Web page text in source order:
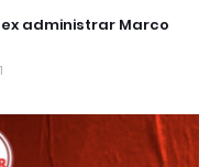
ex administrar Marco